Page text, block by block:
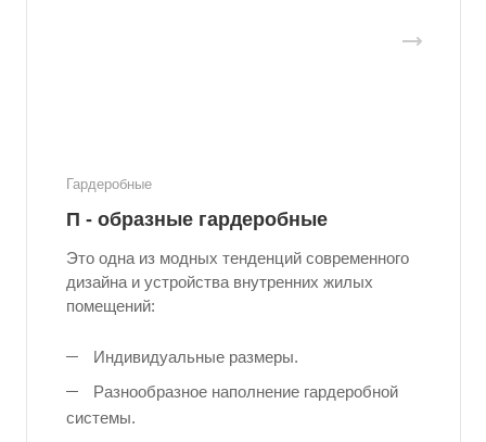
Гардеробные
П - образные гардеробные
Это одна из модных тенденций современного
дизайна и устройства внутренних жилых
помещений:
Индивидуальные размеры.
Разнообразное наполнение гардеробной
системы.